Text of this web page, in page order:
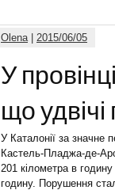
Olena| 2015/06/05
У
що
У Каталонії за значне
Кастель-Пладжа-де-
201 кілометра в
годину. Порушення